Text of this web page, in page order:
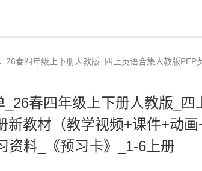
春四年级上下册人教版_四上英语合集人教版
春四年级上下册人教版_四
新教材（教学视频+课件+动画
资料_《预习卡》_1-6上册